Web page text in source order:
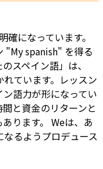
になっています。
"My spanish" を得る
スペイン語」は、
ています。レッスン
語力が形になってい
と資金のリターンと
ります。 Weは、あ
るようプロデュース